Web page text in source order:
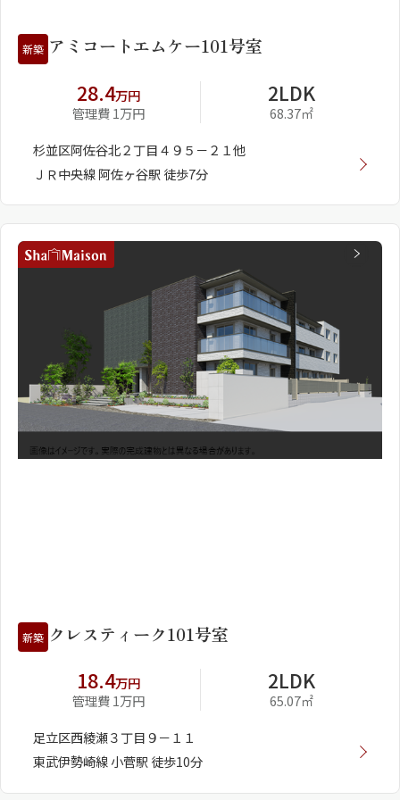
新築 アミコートエムケー101号室
28.4万円
管理費 1万円
2LDK
68.37㎡
杉並区阿佐谷北２丁目４９５－２１他
ＪＲ中央線 阿佐ヶ谷駅 徒歩7分
新築 クレスティーク101号室
18.4万円
管理費 1万円
2LDK
65.07㎡
足立区西綾瀬３丁目９－１１
東武伊勢崎線 小菅駅 徒歩10分